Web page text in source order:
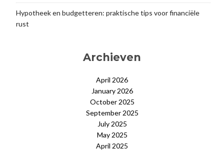
Hypotheek en budgetteren: praktische tips voor financiële
rust
Archieven
April 2026
January 2026
October 2025
September 2025
July 2025
May 2025
April 2025